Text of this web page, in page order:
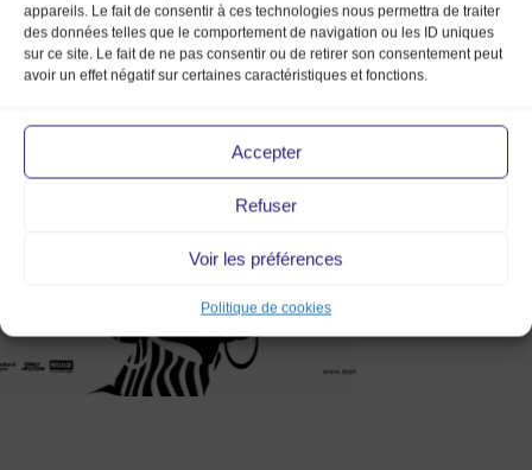
appareils. Le fait de consentir à ces technologies nous permettra de traiter
des données telles que le comportement de navigation ou les ID uniques
sur ce site. Le fait de ne pas consentir ou de retirer son consentement peut
avoir un effet négatif sur certaines caractéristiques et fonctions.
Accepter
Refuser
Voir les préférences
Politique de cookies
Bannière web MMV25 LYON 2.0
partenaires